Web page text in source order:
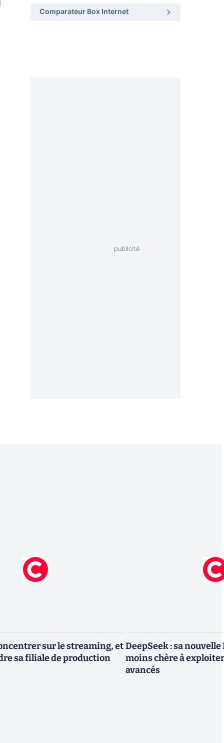
Comparateur Box Internet
sur le streaming, et
sa filiale de production
DeepSeek : sa
moins chère à
avancés